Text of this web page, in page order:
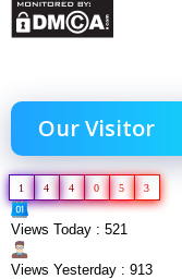
Our Visitor
1 4 4 0 5 3
Views Today : 521
Views Yesterday : 913